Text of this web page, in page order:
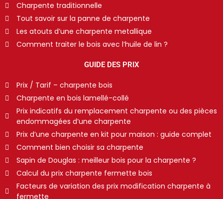
Charpente traditionnelle
Tout savoir sur la panne de charpente
Les atouts d’une charpente metallique
Comment traiter le bois avec l’huile de lin ?
GUIDE DES PRIX
Prix / Tarif – charpente bois
Charpente en bois lamellé-collé
Prix indicatifs du remplacement charpente ou des pièces
endommagées d’une charpente
Prix d’une charpente en kit pour maison : guide complet
Comment bien choisir sa charpente
Sapin de Douglas : meilleur bois pour la charpente ?
Calcul du prix charpente fermette bois
Facteurs de variation des prix modification charpente à
fermette